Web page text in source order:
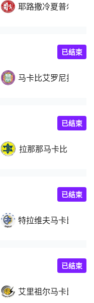
耶路撒冷夏普尔
马卡比艾罗尼拉马特
已结束
拉那那马卡比
已结束
特拉维夫马卡比
已结束
艾里祖尔马卡比
已结束